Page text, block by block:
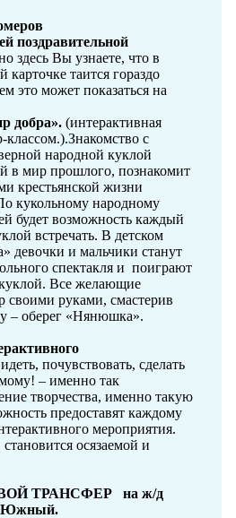
поздравительной
здесь Вы узнаете, что в
таится гораздо
это может показаться на
добра». (интерактивная
классом.).Знакомство с
народной куклой
в мир прошлого, познакомит
крестьянской жизни
кукольному народному
будет возможность каждый
встречать. В детском
девочки и мальчики станут
спектакля и поиграют
Все желающие
своими руками, смастерив
– оберег «Нянюшка».
почувствовать, сделать
– именно так
творчества, именно такую
предоставят каждому
мероприятия.
осязаемой и
ТРАНСФЕР на ж/д
Южный.